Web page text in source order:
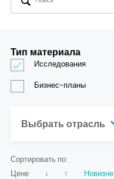
Contact us
Сортировать по:
Цене
↓ ↑ Новизне
Тип материала
Исследования
Бизнес-планы
Выбрать отрасль